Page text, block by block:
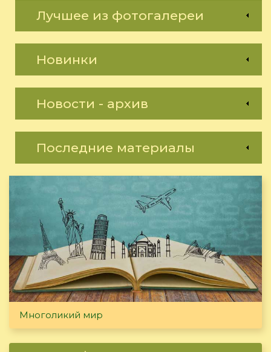
Лучшее из фотогалереи
Новинки
Новости - архив
Последние материалы
Многоликий мир